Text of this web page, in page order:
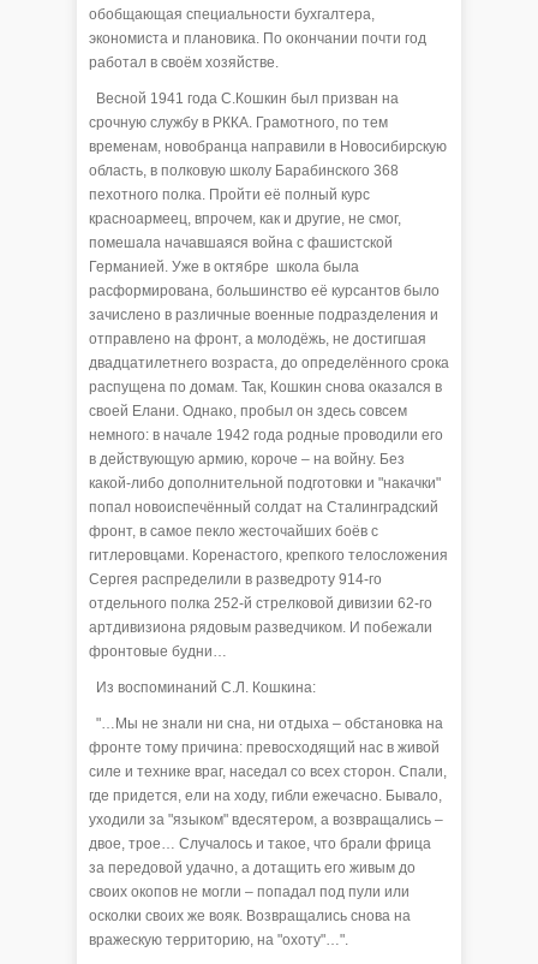
обобщающая специальности бухгалтера,
экономиста и плановика. По окончании почти год
работал в своём хозяйстве.
Весной 1941 года С.Кошкин был призван на
срочную службу в РККА. Грамотного, по тем
временам, новобранца направили в Новосибирскую
область, в полковую школу Барабинского 368
пехотного полка. Пройти её полный курс
красноармеец, впрочем, как и другие, не смог,
помешала начавшаяся война с фашистской
Германией. Уже в октябре школа была
расформирована, большинство её курсантов было
зачислено в различные военные подразделения и
отправлено на фронт, а молодёжь, не достигшая
двадцатилетнего возраста, до определённого срока
распущена по домам. Так, Кошкин снова оказался в
своей Елани. Однако, пробыл он здесь совсем
немного: в начале 1942 года родные проводили его
в действующую армию, короче – на войну. Без
какой-либо дополнительной подготовки и "накачки"
попал новоиспечённый солдат на Сталинградский
фронт, в самое пекло жесточайших боёв с
гитлеровцами. Коренастого, крепкого телосложения
Сергея распределили в разведроту 914-го
отдельного полка 252-й стрелковой дивизии 62-го
артдивизиона рядовым разведчиком. И побежали
фронтовые будни…
Из воспоминаний С.Л. Кошкина:
"…Мы не знали ни сна, ни отдыха – обстановка на
фронте тому причина: превосходящий нас в живой
силе и технике враг, наседал со всех сторон. Спали,
где придется, ели на ходу, гибли ежечасно. Бывало,
уходили за "языком" вдесятером, а возвращались –
двое, трое… Случалось и такое, что брали фрица
за передовой удачно, а дотащить его живым до
своих окопов не могли – попадал под пули или
осколки своих же вояк. Возвращались снова на
вражескую территорию, на "охоту"…".